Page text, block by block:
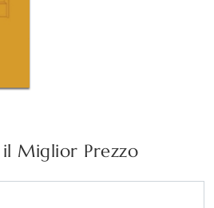
Miglior Prezzo